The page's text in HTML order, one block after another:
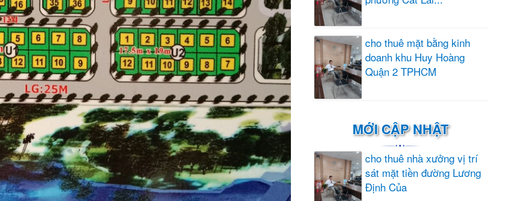
cho thuê mặt bằng kinh
doanh khu Huy Hoàng
Quận 2 TPHCM
MỚI CẬP NHẬT
cho thuê nhà xưởng vị trí
sát mặt tiền đường Lương
Định Của